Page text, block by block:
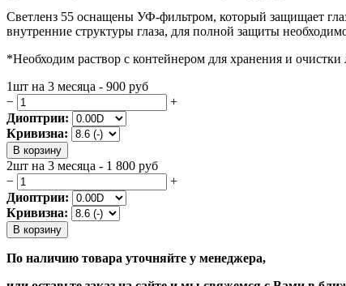
Светленз 55 оснащены УФ-фильтром, который защищает
внутренние структуры глаза, для полной защиты
*Необходим раствор с контейнером для хранения и очистки
1шт на 3 месяца - 900 руб
−
+
Диоптрии:
Кривизна:
В корзину
2шт на 3 месяца - 1 800 руб
−
+
Диоптрии:
Кривизна:
В корзину
По наличию товара уточняйте у менеджера,